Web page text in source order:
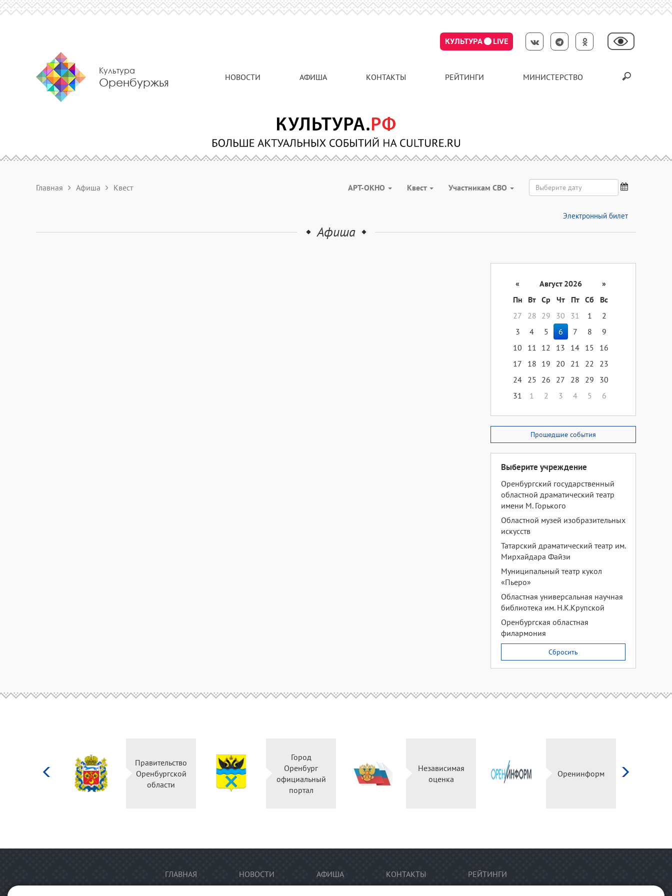
КУЛЬТУРА LIVE
Культура
Оренбуржья НОВОСТИ АФИША КОНТАКТЫ РЕЙТИНГИ МИНИСТЕРСТВО
Главная Афиша Квест АРТ-ОКНО Квест Участникам СВО
Электронный билет
Афиша
« Август 2026
»
Пн
Вт Ср Чт Пт Сб
Вс
27
28 29 30 31 1
2
3
4 5 6 7 8
9
10
11 12 13 14 15
16
17
18 19 20 21 22
23
24 25 26 27 28 29
30
31
1 2 3 4 5 6
Прошедшие события
Выберите учреждение
Оренбургский государственный
областной драматический театр
имени М. Горького
Областной музей изобразительных
искусств
Татарский драматический театр им.
Мирхайдара Файзи
Муниципальный театр кукол
«Пьеро»
Областная универсальная научная
библиотека им. Н.К.Крупской
Оренбургская областная
филармония
Сбросить
Правительство
Оренбургской
области
Город
Оренбург
официальный
портал
Независимая
оценка
Оренинформ
ГЛАВНАЯ НОВОСТИ АФИША КОНТАКТЫ РЕЙТИНГИ